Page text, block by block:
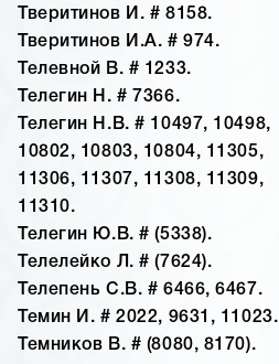
Тверитинов И. # 8158.
Тверитинов И.А. # 974.
Телевной В. # 1233.
Телегин Н. # 7366.
Телегин Н.В. # 10497, 10498,
10802, 10803, 10804, 11305,
11306, 11307, 11308, 11309,
11310.
Телегин Ю.В. # (5338).
Телелейко Л. # (7624).
Телепень С.В. # 6466, 6467.
Темин И. # 2022, 9631, 11023.
Темников В. # (8080, 8170).